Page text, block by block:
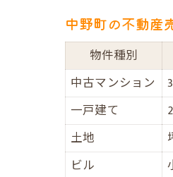
中野町の不動産
物件種別
中古マンション
一戸建て
土地
ビル